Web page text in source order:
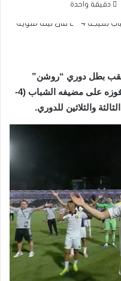
دقيقة واحدة
بطل دوري “روشن”
السعودي لكرة القدم للمحترفين، بعد فوزه على مضيفه الشباب (4-